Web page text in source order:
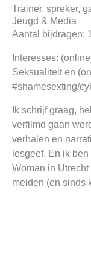
Trainer, spreker,
Jeugd & Media
Aantal bijdragen:
Interesses:
Seksualiteit en
#shamesexting/
Ik schrijf graag,
verfilmd gaan
verhalen en
lesgeef. En ik
Woman in
meiden (en sinds